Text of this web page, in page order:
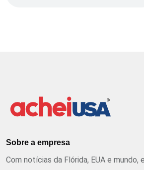
Sobre a empresa
Com notícias da Flórida, EUA e mundo,